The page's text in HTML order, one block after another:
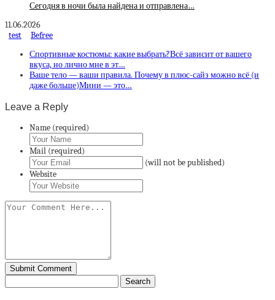
Сегодня в ночи была найдена и отправлена…
11.06.2026
test
Befree
Спортивные костюмы: какие выбрать?Всё зависит от вашего
вкуса, но лично мне в эт…
Ваше тело — ваши правила. Почему в плюс-сайз можно всё (и
даже больше)Мини — это…
Leave a Reply
Name (required)
Mail (required)
(will not be published)
Website